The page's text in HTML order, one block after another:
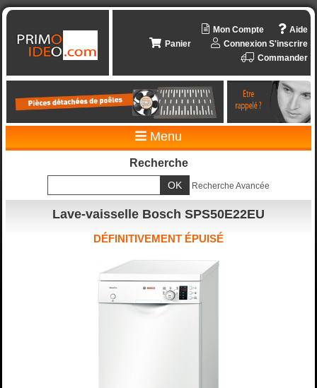
Aide
Mon Compte
Connexion S'inscrire
Panier
Commander
Menu
Recherche
Recherche Avancée
Lave-vaisselle Bosch SPS50E22EU
DÉFINITIVEMENT ÉPUISÉ